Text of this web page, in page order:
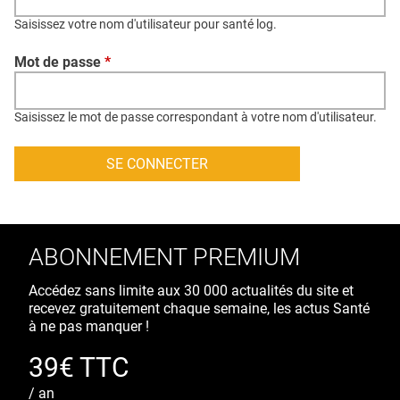
CONTACT
CRÉDITS
Saisissez votre nom d'utilisateur pour santé log.
Mot de passe *
Saisissez le mot de passe correspondant à votre nom d'utilisateur.
ABONNEMENT PREMIUM
Accédez sans limite aux 30 000 actualités du site et
recevez gratuitement chaque semaine, les actus Santé
à ne pas manquer !
39€ TTC
/ an